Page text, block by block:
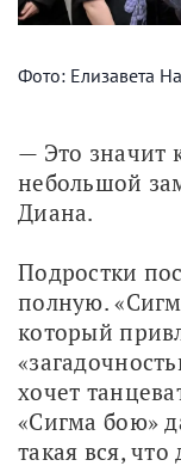
Фото: Елизавета
— Это значит
небольшой
Диана.
Подростки
полную.
который
хочет
«Сигма бою»
такая вся,